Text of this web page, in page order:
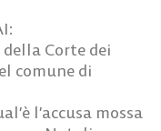
Corte dei
comune di
l’accusa mossa